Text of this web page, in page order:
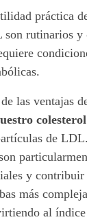
práctica
son rutinarios y
las ventajas
colesterol
de
y
más
al